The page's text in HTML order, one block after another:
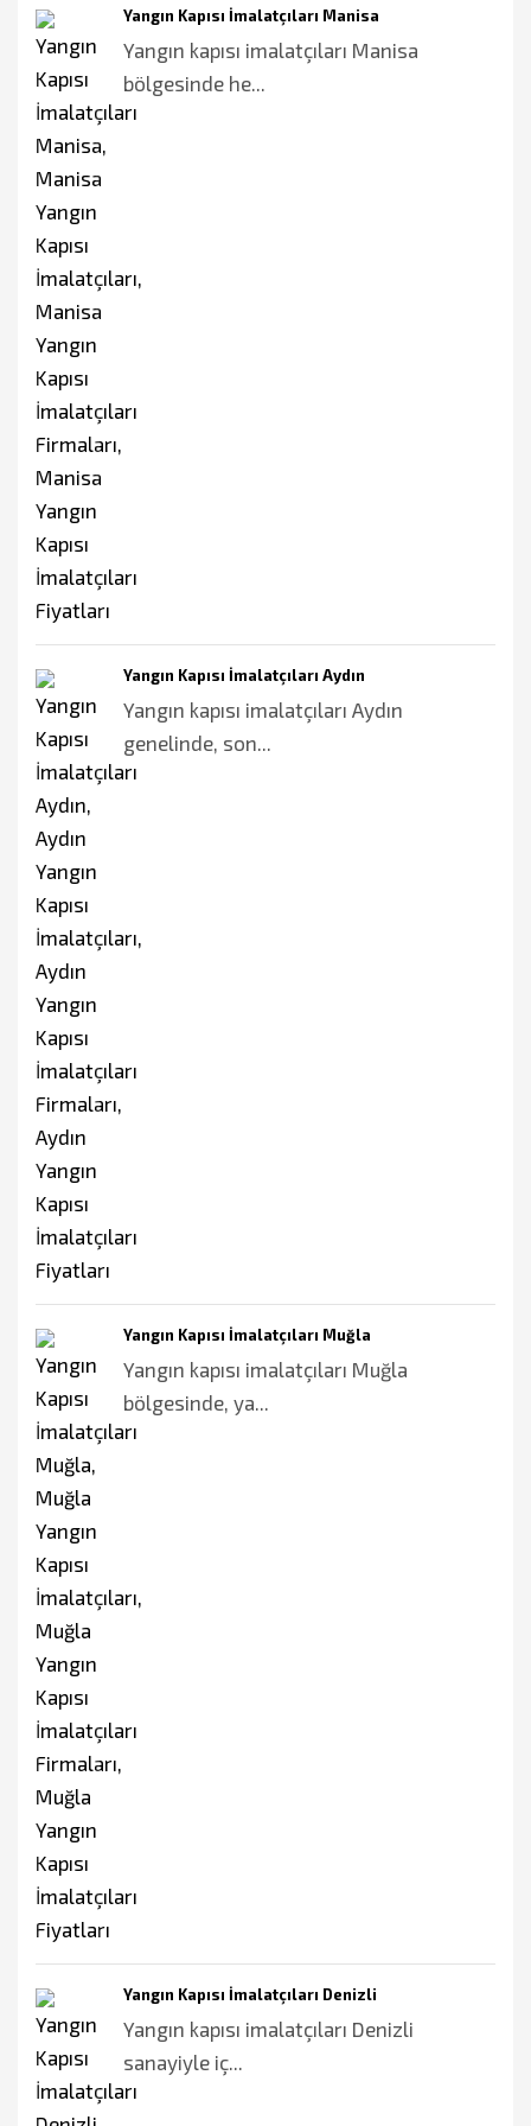
Yangın Kapısı İmalatçıları Manisa
Yangın kapısı imalatçıları Manisa
bölgesinde he...
Yangın Kapısı İmalatçıları Aydın
Yangın kapısı imalatçıları Aydın
genelinde, son...
Yangın Kapısı İmalatçıları Muğla
Yangın kapısı imalatçıları Muğla
bölgesinde, ya...
Yangın Kapısı İmalatçıları Denizli
Yangın kapısı imalatçıları Denizli
sanayiyle iç...